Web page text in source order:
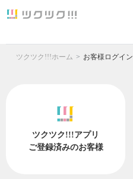
ツクツク!!!ホーム お客様ログイン
ツクツク!!!アプリ
ご登録済みのお客様